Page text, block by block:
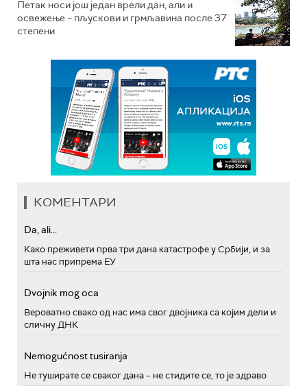
Петак носи још један врели дан, али и
освежење – пљускови и грмљавина после 37
степени
КОМЕНТАРИ
Da, ali...
Како преживети прва три дана катастрофе у Србији, и за
шта нас припрема ЕУ
Dvojnik mog oca
Вероватно свако од нас има свог двојника са којим дели и
сличну ДНК
Nemogućnost tusiranja
Не туширате се сваког дана – не стидите се, то је здраво